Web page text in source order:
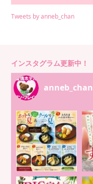
Tweets by anneb_chan
インスタグラム更新中！
anneb_chan